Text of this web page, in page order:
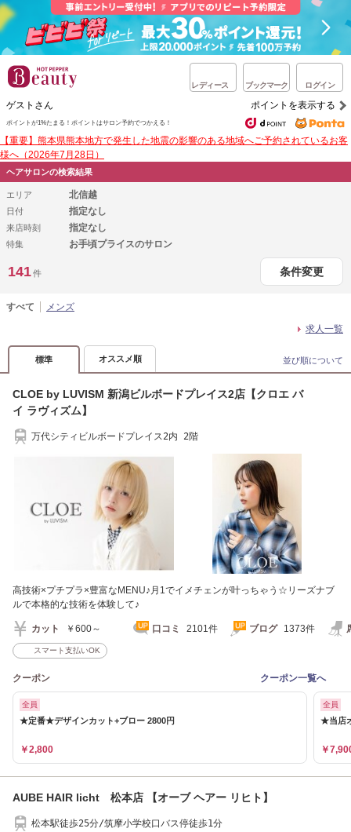
レディース ブックマーク ログイン
ゲストさん ポイントを表示する
ポイントが1%たまる！ ポイントはサロン予約でつかえる！
【重要】熊本県熊本地方で発生した地震の影響のある地域へご予約されているお客
様へ（2026年7月28日）
ヘアサロンの検索結果
エリア 北信越
日付 指定なし
来店時刻 指定なし
特集 お手頃プライスのサロン
141件 条件変更
すべて
メンズ
求人一覧
標準 オススメ順 並び順について
CLOE by LUVISM 新潟ビルボードプレイス2店【クロエ バ
イ ラヴィズム】
万代シティビルボードプレイス2内 2階
高技術×プチプラ×豊富なMENU♪月1でイメチェンが叶っちゃう☆リーズナブ
ルで本格的な技術を体験して♪
カット ￥600～ 口コミ 2101件 ブログ 1373件
スマート支払いOK
クーポン クーポン一覧へ
全員
★定番★デザインカット+ブロー 2800円
￥2,800
全員
★当店
￥
AUBE HAIR licht 松本店 【オーブ ヘアー リヒト】
松本駅徒歩25分/筑摩小学校口バス停徒歩1分